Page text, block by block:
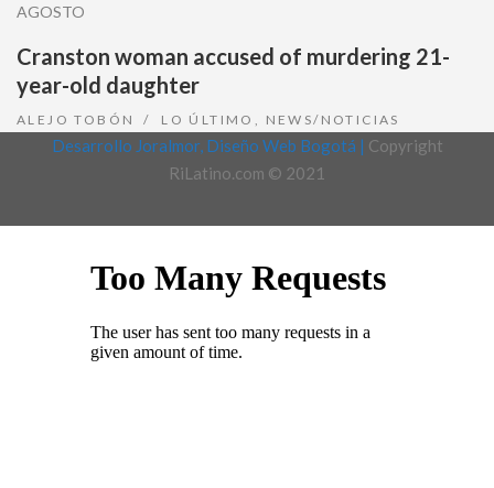
AGOSTO
Cranston woman accused of murdering 21-
year-old daughter
ALEJO TOBÓN LO ÚLTIMO NEWS/NOTICIAS
Desarrollo Joralmor, Diseño Web Bogotá | Copyright
RiLatino.com © 2021